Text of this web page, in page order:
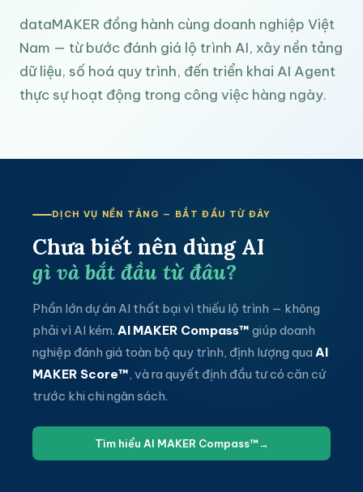
dataMAKER đồng hành cùng doanh nghiệp Việt
Nam — từ bước đánh giá lộ trình AI, xây nền tảng
dữ liệu, số hoá quy trình, đến triển khai AI Agent
thực sự hoạt động trong công việc hàng ngày.
DỊCH VỤ NỀN TẢNG — BẮT ĐẦU TỪ ĐÂY
Chưa biết nên dùng AI
gì và bắt đầu từ đâu?
Phần lớn dự án AI thất bại vì thiếu lộ trình — không
phải vì AI kém. AI MAKER Compass™ giúp doanh
nghiệp đánh giá toàn bộ quy trình, định lượng qua AI
MAKER Score™, và ra quyết định đầu tư có căn cứ
trước khi chi ngân sách.
Tìm hiểu AI MAKER Compass™→